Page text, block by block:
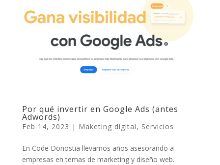
Por qué invertir en Google Ads (antes
Adwords)
Feb 14, 2023 | Maketing digital, Servicios
En Code Donostia llevamos años asesorando a
empresas en temas de marketing y diseño web.